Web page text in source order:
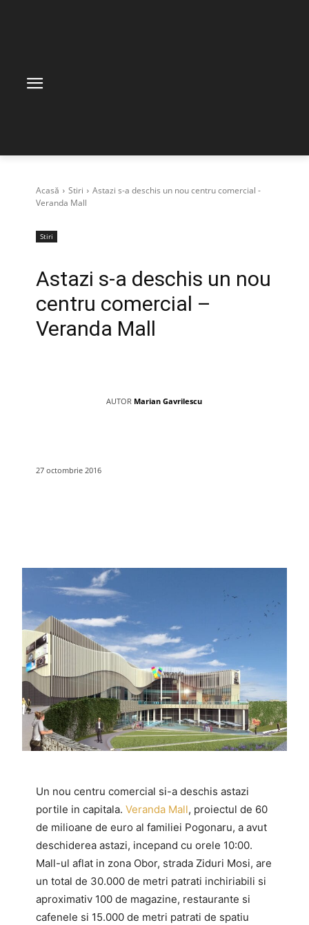
Acasă Stiri
Astazi s-a deschis un nou centru comercial -
Veranda Mall
Stiri
Astazi s-a deschis un nou
centru comercial –
Veranda Mall
AUTOR Marian Gavrilescu
27 octombrie 2016
Un nou centru comercial si-a deschis astazi
portile in capitala. Veranda Mall, proiectul de 60
de milioane de euro al familiei Pogonaru, a avut
deschiderea astazi, incepand cu orele 10:00.
Mall-ul aflat in zona Obor, strada Ziduri Mosi, are
un total de 30.000 de metri patrati inchiriabili si
aproximativ 100 de magazine, restaurante si
cafenele si 15.000 de metri patrati de spatiu